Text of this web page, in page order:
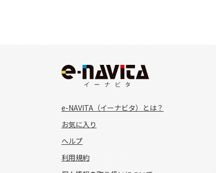
e-NAVITA（イーナビタ）とは？
お気に入り
ヘルプ
利用規約